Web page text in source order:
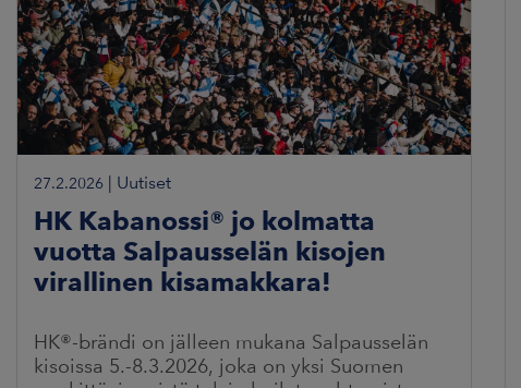
27.2.2026 | Uutiset
HK Kabanossi® jo kolmatta
vuotta Salpausselän kisojen
virallinen kisamakkara!
HK®-brändi on jälleen mukana Salpausselän
kisoissa 5.-8.3.2026, joka on yksi Suomen